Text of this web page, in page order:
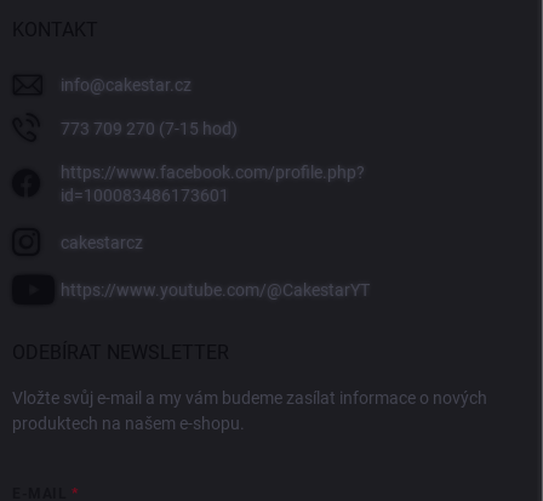
info@cakestar.cz
773 709 270 (7-15 hod)
https://www.facebook.com/profile.php?
id=100083486173601
cakestarcz
https://www.youtube.com/@CakestarYT
Vložte svůj e-mail a my vám budeme zasílat informace o nových
produktech na našem e-shopu.